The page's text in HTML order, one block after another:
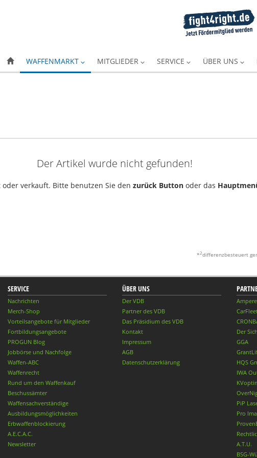
WAFFENMARKT MITGLIEDER SERVICE ÜBER UNS
Der Artikel wurde nicht gefunden!
verkauft. Bitte benutzen Sie den zurück Button oder das
*2differenzbesteuert
SERVICE
Nachrichten
Merch-Shop
Vorteilsangebote für Mitglieder
Fortbildungsangebote
PROGUN Blog
Jobbörse und Nachfolge
Waffen-ABC
Waffenrecht
Rund um den Waffenkauf
Beschussämter
Waffensachverständige
Ausbildungsmöglichkeiten
Erbwaffenblockierung
A.E.C.A.C.
Newsletter
ÜBER UNS
Der VDB
Partner des VDB
Das Präsidium des VDB
Kontakt
Impressum
AGB
Datenschutzerklärung
Der
GGA
HQS
IWA
PiP
Pro
A.T.U.
BSG-